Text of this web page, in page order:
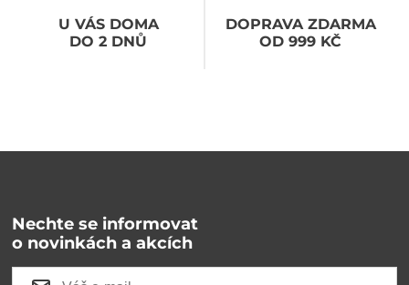
U VÁS DOMA
DO 2 DNŮ
DOPRAVA ZDARMA
OD 999 KČ
Nechte se informovat
o novinkách a akcích